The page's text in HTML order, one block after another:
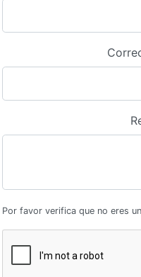
Por favor verifica que no eres